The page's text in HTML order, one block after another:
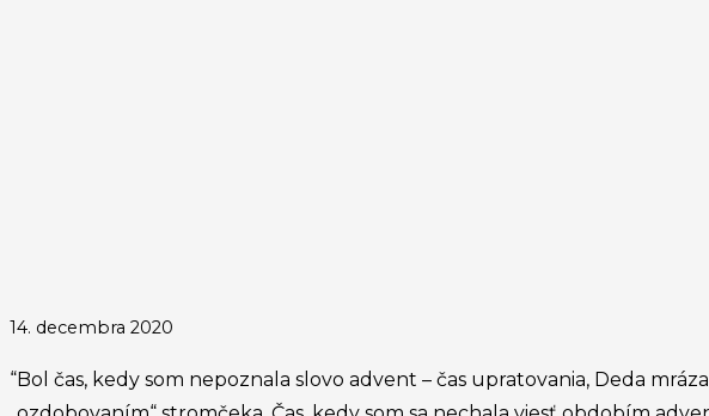
14. decembra 2020
“Bol čas, kedy som nepoznala slovo advent – čas upratovania, Deda